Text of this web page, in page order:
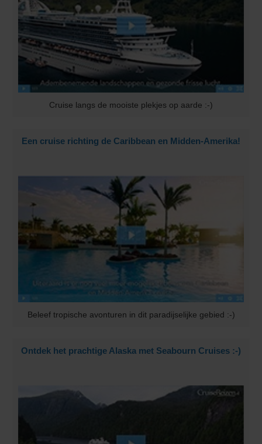
Cruise langs de mooiste plekjes op aarde :-)
Een cruise richting de Caribbean en Midden-Amerika!
Beleef tropische avonturen in dit paradijselijke gebied :-)
Ontdek het prachtige Alaska met Seabourn Cruises :-)